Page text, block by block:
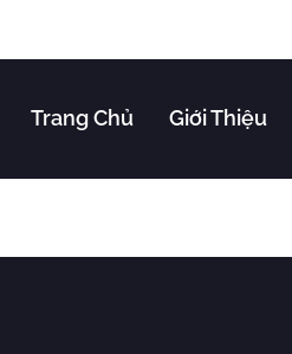
Trang Chủ Giới Thiệu